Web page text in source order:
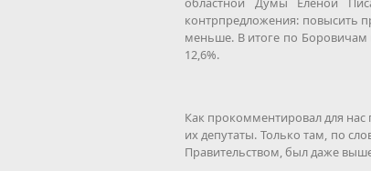
контрпредложения: повысить
меньше. В итоге по Боровичам
12,6%.
Как прокомментировал для
их депутаты. Только там, по
Правительством, был даже